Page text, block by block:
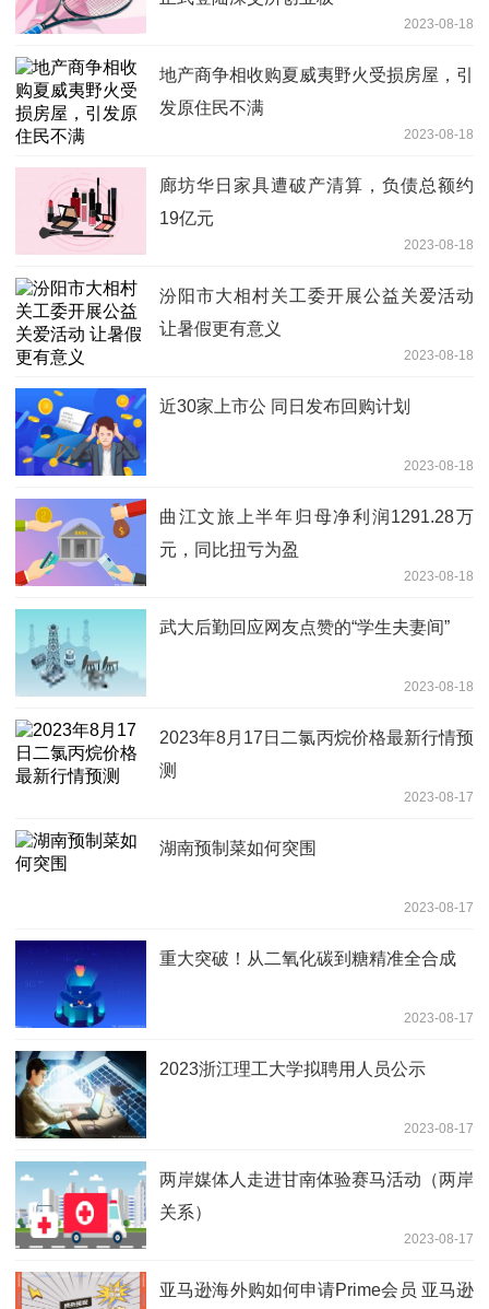
2023-08-18
地产商争相收购夏威夷野火受损房屋，引
发原住民不满
2023-08-18
廊坊华日家具遭破产清算，负债总额约
19亿元
2023-08-18
汾阳市大相村关工委开展公益关爱活动
让暑假更有意义
2023-08-18
近30家上市公 同日发布回购计划
2023-08-18
曲江文旅上半年归母净利润1291.28万
元，同比扭亏为盈
2023-08-18
武大后勤回应网友点赞的“学生夫妻间”
2023-08-18
2023年8月17日二氯丙烷价格最新行情预
测
2023-08-17
湖南预制菜如何突围
2023-08-17
重大突破！从二氧化碳到糖精准全合成
2023-08-17
2023浙江理工大学拟聘用人员公示
2023-08-17
两岸媒体人走进甘南体验赛马活动（两岸
关系）
2023-08-17
亚马逊海外购如何申请Prime会员 亚马逊